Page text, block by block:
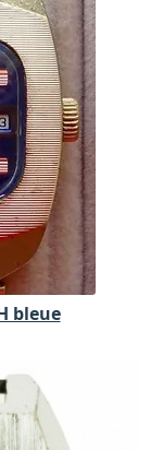
bleue